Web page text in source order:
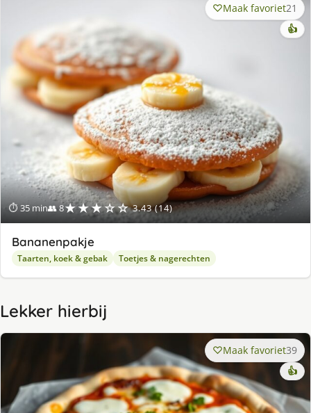
⏱ 35 min👥 8★★★☆☆ 3.43 (14)
Maak favoriet21
👍
Bananenpakje
Taarten, koek & gebak Toetjes & nagerechten
Lekker hierbij
Maak favoriet39
👍